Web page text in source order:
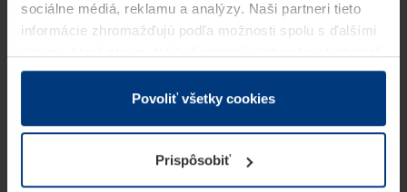
sociálne médiá, reklamu a analýzy. Naši partneri tieto
informácie zhromažďujú podľa možnosti spolu s ďalšími
v rámci Vášho využívania služieb.
Z právneho hľadiska môžeme cookies ukladať na Vašom
prevádzku tejto stránky. Pre všetky ostatné typy cookie
potrebujeme Vaše povolenie. Vaše povolenie môžete
kedykoľvek zmeniť alebo odvolať vo vysvetlení cookie
Povoliť všetky cookies
Prispôsobiť